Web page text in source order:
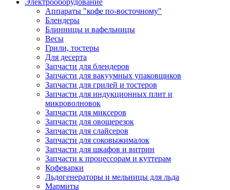
Электрооборудование
Аппараты "кофе по-восточному"
Блендеры
Блинницы и вафельницы
Весы
Грили, тостеры
Для десерта
Запчасти для блендеров
Запчасти для вакуумных упаковщиков
Запчасти для грилей и тостеров
Запчасти для индукционных плит и
микроволновок
Запчасти для миксеров
Запчасти для овощерезок
Запчасти для слайсеров
Запчасти для соковыжималок
Запчасти для шкафов и витрин
Запчасти к процессорам и куттерам
Кофеварки
Льдогенераторы и мельницы для льда
Мармиты